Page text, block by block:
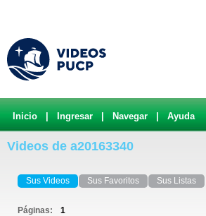
Inicio Ingresar Navegar Ayuda
Videos de a20163340
Sus Videos Sus Favoritos Sus Listas
Páginas: 1